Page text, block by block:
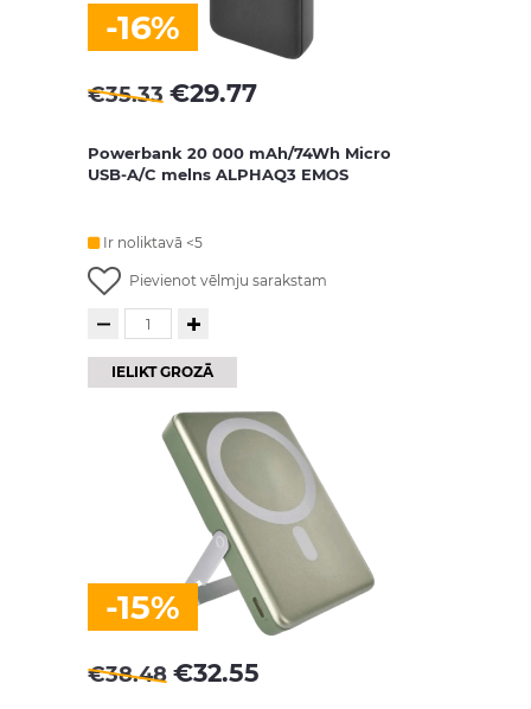
-16%
€35.33 €29.77
Powerbank 20 000 mAh/74Wh Micro
USB-A/C melns ALPHAQ3 EMOS
Ir noliktavā <5
Pievienot vēlmju sarakstam
IELIKT GROZĀ
-15%
€38.48 €32.55